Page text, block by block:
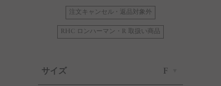
注文キャンセル・返品対象外
RHC ロンハーマン・R 取扱い商品
サイズ F